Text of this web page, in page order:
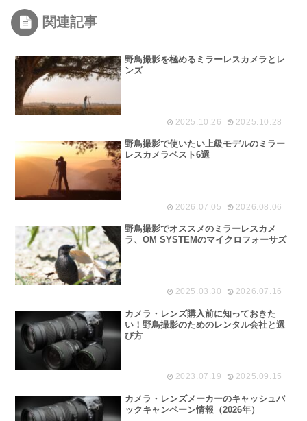
関連記事
野鳥撮影を極めるミラーレスカメラとレ
ンズ
2025.10.26 2025.10.28
野鳥撮影で使いたい上級モデルのミラー
レスカメラベスト6選
2026.07.05 2026.08.06
野鳥撮影でオススメのミラーレスカメ
ラ、OM SYSTEMのマイクロフォーサズ
2025.03.30 2026.07.16
カメラ・レンズ購入前に知っておきた
い！野鳥撮影のためのレンタル会社と選
び方
2023.07.19 2025.09.15
カメラ・レンズメーカーのキャッシュバ
ックキャンペーン情報（2026年）